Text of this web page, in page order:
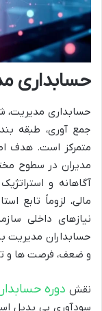
حسابداری
حسابداری مدیریت،
جمع آوری، طبقه
متمرکز است. هدف
مدیران در سطوح
آگاهانه و
مالی، لزوماً تابع
نیازهای داخلی
حسابداران مدیریت
و ضعف، فرصت ها و
نقش دوره
سودآوری بی بدیل